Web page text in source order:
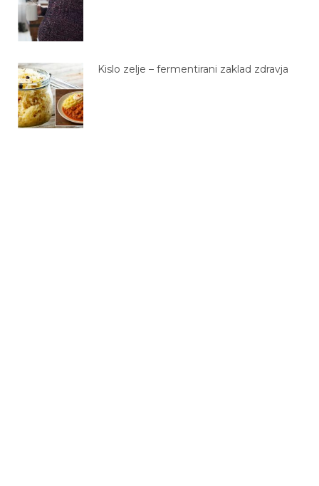
Kislo zelje – fermentirani zaklad zdravja